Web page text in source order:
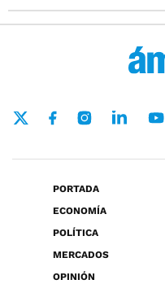
PORTADA
ECONOMÍA
POLÍTICA
MERCADOS
OPINIÓN